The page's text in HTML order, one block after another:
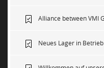
Alliance between VMI
Neues Lager in Betrieb